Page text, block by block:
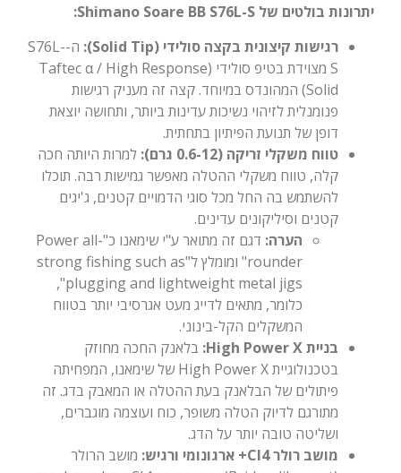
יתרונות בולטים של Shimano Soare BB S76L-S:
רגישות קיצונית בקצה סולידי (Solid Tip):
ה-S76L-
S מצוידת בטיפ סולידי (Taftec α / High Response
Solid) המהונדס במיוחד. קצה זה מעניק רגישות
פנומנלית לזיהוי נשיכות עדינות ביותר, ותחושה יוצאת
דופן של תנועת הפיתיון בתחתית.
טווח משקלי זריקה (0.6-12 גרם):
למרות היותה חכה
קלה, טווח משקלי ההטלה מאפשר גמישות רבה. תוכלו
להשתמש בה החל מכל סוגי הדמויים קטנים, ג'יגים
קטנים וסיליקונים עדינים.
הערה:
דגם זה מתואר ע"י שימאנו כ"Power all-
rounder" ומומלץ ל"strong fishing such as
plugging and lightweight metal jigs",
כלומר, מתאים לדייג מעט אגרסיבי יותר בטווח
המשקלים הקל-בינוני.
בניית High Power X:
בלאנק החכה מחוזק
בטכנולוגיית High Power X של שימאנו, המפחיתה
פיתולים של הבלאנק בעת ההטלה או המאבק בדג. זה
מתורגם לדיוק הטלה משופר, כוח ועוצמה מוגברים,
ושליטה טובה יותר על הדג.
מושב רולר CI4+ ארגונומי ורגיש:
מושב הרולר